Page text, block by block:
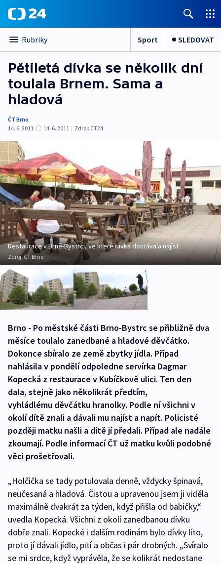
Rubriky Sport SLEDOVAT
Pětiletá dívka se několik dní
toulala Brnem. Sama a
hladová
ČT Brno
14. 6. 2011
14. 6. 2011 | Zdroj: ČT24
Restaurace v Brně-Bystrci, ve které dívka dostávala najíst
Zdroj:ČT Brno
Brno - Po městské části Brno-Bystrc se přibližně dva
měsíce toulalo zanedbané a hladové děvčátko.
Dokonce sbíralo ze země zbytky jídla. Případ
nahlásila v pondělí odpoledne servírka Dagmar
Kopecká z restaurace v Kubíčkově ulici. Ten den
dala, stejně jako několikrát předtím,
vyhládlému děvčátku hranolky. Podle ní všichni v
okolí dítě znali a dávali mu najíst a napít. Policisté
později matku našli a dítě jí předali. Případ ale nadále
zkoumají. Podle informací ČT už matku kvůli podobné
věci prošetřovali.
„Holčička se tady potulovala denně, vždycky špinavá,
neučesaná a hladová. Čistou a upravenou jsem ji viděla
maximálně dvakrát za týden, když přišla od babičky,“
uvedla Kopecká. Všichni z okolí zanedbanou dívku
dobře znali. Kopecké i dalším rodinám bylo dívky líto,
proto jí dávali jídlo, pití a občas i pár drobných. „Svíralo
se mi srdce, když vyprávěla, že se kolikrát nedostane